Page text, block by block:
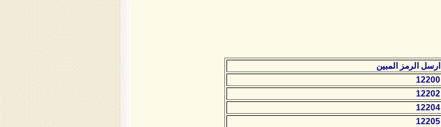
ارسل الرمز المبين
12200
12202
12204
12205